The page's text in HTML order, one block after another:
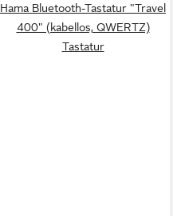
Hama Bluetooth-Tastatur "Travel
400" (kabellos, QWERTZ)
Tastatur